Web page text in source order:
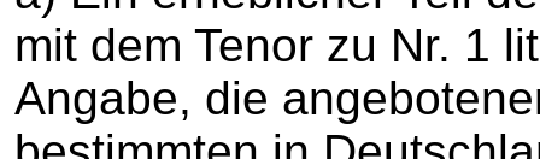
mit dem Tenor zu Nr. 1
Angabe, die